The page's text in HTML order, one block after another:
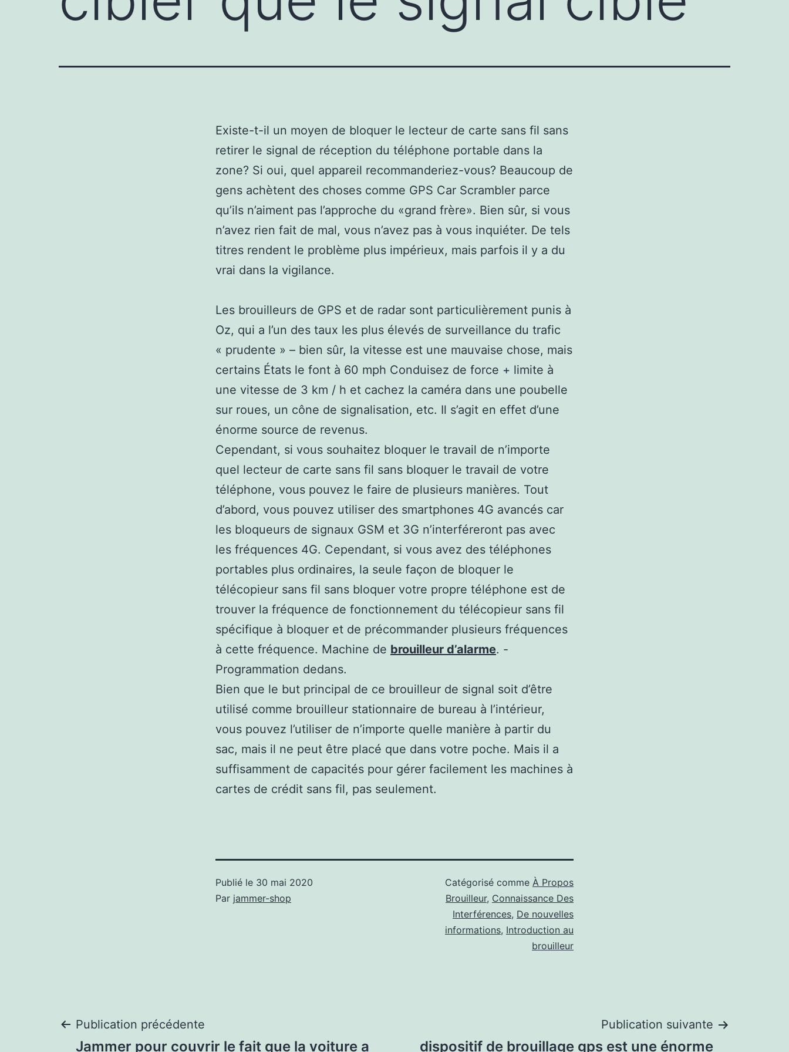
Existe-t-il un moyen de bloquer le lecteur de carte sans fil sans
retirer le signal de réception du téléphone portable dans la
zone? Si oui, quel appareil recommanderiez-vous? Beaucoup de
gens achètent des choses comme GPS Car Scrambler parce
qu’ils n’aiment pas l’approche du «grand frère». Bien sûr, si vous
n’avez rien fait de mal, vous n’avez pas à vous inquiéter. De tels
titres rendent le problème plus impérieux, mais parfois il y a du
vrai dans la vigilance.
Les brouilleurs de GPS et de radar sont particulièrement punis à
Oz, qui a l’un des taux les plus élevés de surveillance du trafic
« prudente » – bien sûr, la vitesse est une mauvaise chose, mais
certains États le font à 60 mph Conduisez de force + limite à
une vitesse de 3 km / h et cachez la caméra dans une poubelle
sur roues, un cône de signalisation, etc. Il s’agit en effet d’une
énorme source de revenus.
Cependant, si vous souhaitez bloquer le travail de n’importe
quel lecteur de carte sans fil sans bloquer le travail de votre
téléphone, vous pouvez le faire de plusieurs manières. Tout
d’abord, vous pouvez utiliser des smartphones 4G avancés car
les bloqueurs de signaux GSM et 3G n’interféreront pas avec
les fréquences 4G. Cependant, si vous avez des téléphones
portables plus ordinaires, la seule façon de bloquer le
télécopieur sans fil sans bloquer votre propre téléphone est de
trouver la fréquence de fonctionnement du télécopieur sans fil
spécifique à bloquer et de précommander plusieurs fréquences
à cette fréquence. Machine de brouilleur d’alarme. -
Programmation dedans.
Bien que le but principal de ce brouilleur de signal soit d’être
utilisé comme brouilleur stationnaire de bureau à l’intérieur,
vous pouvez l’utiliser de n’importe quelle manière à partir du
sac, mais il ne peut être placé que dans votre poche. Mais il a
suffisamment de capacités pour gérer facilement les machines à
cartes de crédit sans fil, pas seulement.
Publié le 30 mai 2020
Par jammer-shop
Catégorisé comme À Propos
Brouilleur, Connaissance Des
Interférences, De nouvelles
informations, Introduction au
brouilleur
Navigation
Publication précédente
Jammer pour couvrir le fait que la voiture a
Publication suivante
dispositif de brouillage gps est une énorme